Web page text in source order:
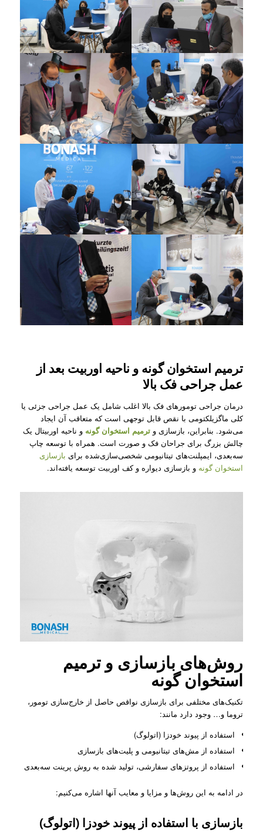
ترمیم استخوان گونه و ناحیه اوربیت بعد از
عمل جراحی فک بالا
درمان جراحی تومورهای فک بالا اغلب شامل یک عمل جراحی جزئی یا
کلی ماگزیلکتومی با نقص قابل توجهی است که متعاقب آن ایجاد
می‌شود. بنابراین، بازسازی و ترمیم استخوان گونه و ناحیه اوربیتال یک
چالش بزرگ برای جراحان فک و صورت است. همراه با توسعه چاپ
سه‌بعدی، ایمپلنت‌های تیتانیومی شخصی‌سازی‌شده برای بازسازی
استخوان گونه و بازسازی دیواره و کف اوربیت توسعه یافته‌اند.
روش‌های بازسازی و ترمیم
استخوان گونه
تکنیک‌های مختلفی برای بازسازی نواقص حاصل از خارج‌سازی تومور،
تروما و… وجود دارد مانند:
استفاده از پیوند خودزا (اتولوگ)
استفاده از مش‌های تیتانیومی و پلیت‌های بازسازی
استفاده از پروتزهای سفارشی، تولید شده به روش پرینت سه‌بعدی
در ادامه به این روش‌ها و مزایا و معایب آنها اشاره می‌کنیم:
بازسازی با استفاده از پیوند خودزا (اتولوگ)